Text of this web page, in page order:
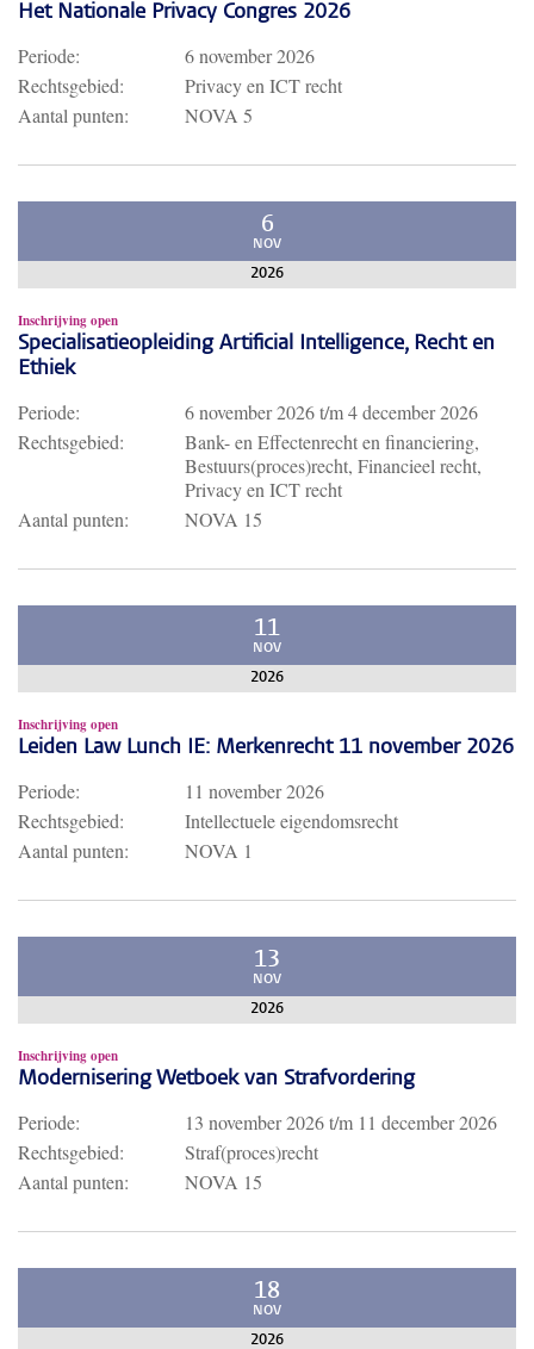
Het Nationale Privacy Congres 2026
Periode:
6 november 2026
Rechtsgebied:
Privacy en ICT recht
Aantal punten:
NOVA 5
6
NOV
2026
Inschrijving open
Specialisatieopleiding Artificial Intelligence, Recht en
Ethiek
Periode: 6 november 2026t/m4 december 2026
Rechtsgebied:
Bank- en Effectenrecht en financiering,
Bestuurs(proces)recht, Financieel recht,
Privacy en ICT recht
Aantal punten:
NOVA 15
11
NOV
2026
Inschrijving open
Leiden Law Lunch IE: Merkenrecht 11 november 2026
Periode:
11 november 2026
Rechtsgebied:
Intellectuele eigendomsrecht
Aantal punten:
NOVA 1
13
NOV
2026
Inschrijving open
Modernisering Wetboek van Strafvordering
Periode: 13 november 2026t/m 11 december 2026
Rechtsgebied:
Straf(proces)recht
Aantal punten:
NOVA 15
18
NOV
2026